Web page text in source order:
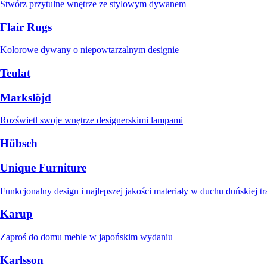
Stwórz przytulne wnętrze ze stylowym dywanem
Flair Rugs
Kolorowe dywany o niepowtarzalnym designie
Teulat
Markslöjd
Rozświetl swoje wnętrze designerskimi lampami
Hübsch
Unique Furniture
Funkcjonalny design i najlepszej jakości materiały w duchu duńskiej
Karup
Zaproś do domu meble w japońskim wydaniu
Karlsson